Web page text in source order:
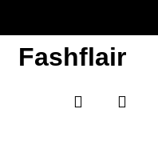
Fashflair